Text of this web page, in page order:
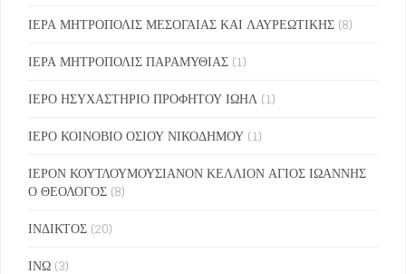
ΙΕΡΑ ΜΗΤΡΟΠΟΛΙΣ ΜΕΣΟΓΑΙΑΣ ΚΑΙ ΛΑΥΡΕΩΤΙΚΗΣ (8)
ΙΕΡΑ ΜΗΤΡΟΠΟΛΙΣ ΠΑΡΑΜΥΘΙΑΣ (1)
ΙΕΡΟ ΗΣΥΧΑΣΤΗΡΙΟ ΠΡΟΦΗΤΟΥ ΙΩΗΛ (1)
ΙΕΡΟ ΚΟΙΝΟΒΙΟ ΟΣΙΟΥ ΝΙΚΟΔΗΜΟΥ (1)
ΙΕΡΟΝ ΚΟΥΤΛΟΥΜΟΥΣΙΑΝΟΝ ΚΕΛΛΙΟΝ ΑΓΙΟΣ ΙΩΑΝΝΗΣ
Ο ΘΕΟΛΟΓΟΣ (8)
ΙΝΔΙΚΤΟΣ (20)
ΙΝΩ (3)